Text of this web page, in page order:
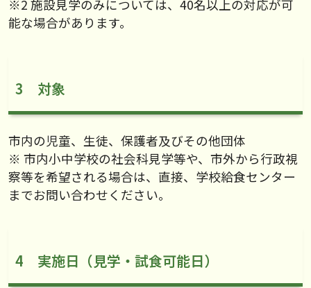
※2 施設見学のみについては、40名以上の対応が可
能な場合があります。
3 対象
市内の児童、生徒、保護者及びその他団体
※ 市内小中学校の社会科見学等や、市外から行政視
察等を希望される場合は、直接、学校給食センター
までお問い合わせください。
4 実施日（見学・試食可能日）